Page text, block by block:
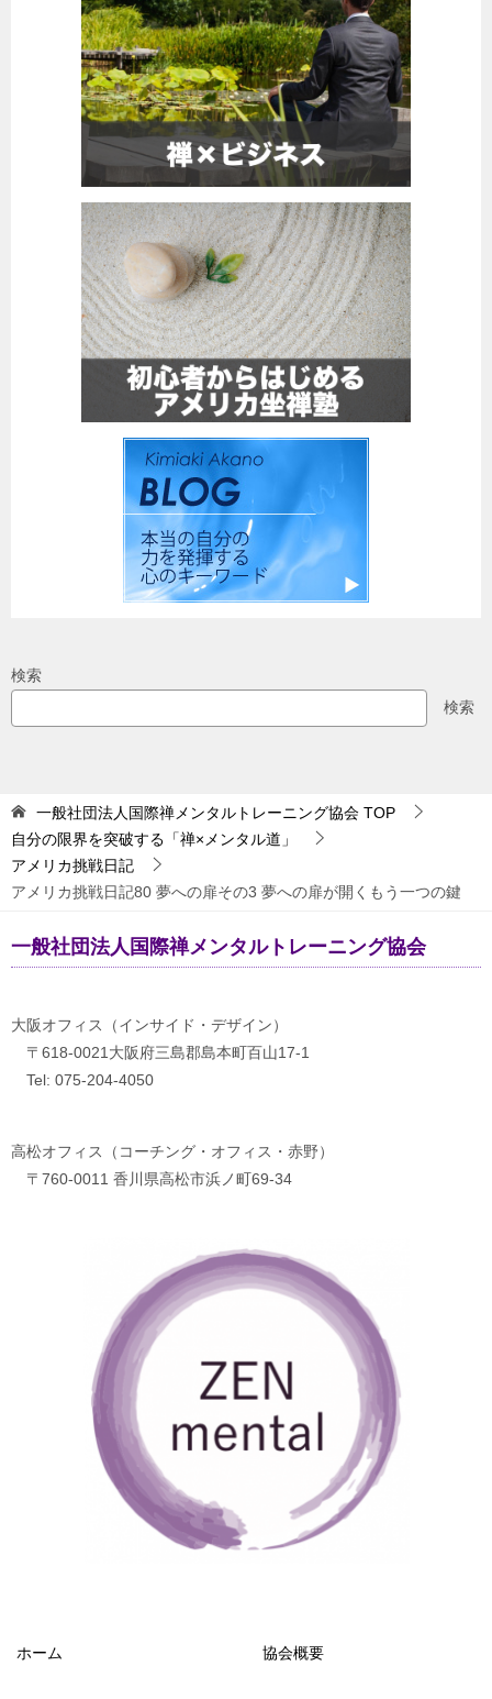
検索
検索
一般社団法人国際禅メンタルトレーニング協会 TOP
自分の限界を突破する「禅×メンタル道」
アメリカ挑戦日記
アメリカ挑戦日記80 夢への扉その3 夢への扉が開くもう一つの鍵
一般社団法人国際禅メンタルトレーニング協会
大阪オフィス（インサイド・デザイン）
〒618-0021大阪府三島郡島本町百山17-1
Tel: 075-204-4050
高松オフィス（コーチング・オフィス・赤野）
〒760-0011 香川県高松市浜ノ町69-34
ホーム 協会概要